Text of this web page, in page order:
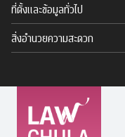
ที่ตั้งและข้อมูลทั่วไป
สิ่งอำนวยความสะดวก